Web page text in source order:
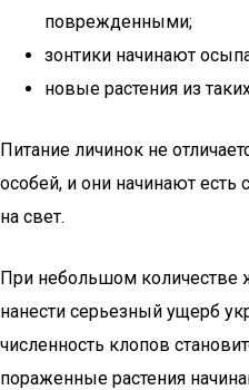
поврежденными;
зонтики начинают
новые растения из
Питание личинок не
особей, и они начинают есть
на свет.
При небольшом количестве
нанести серьезный ущерб
численность клопов
пораженные растения